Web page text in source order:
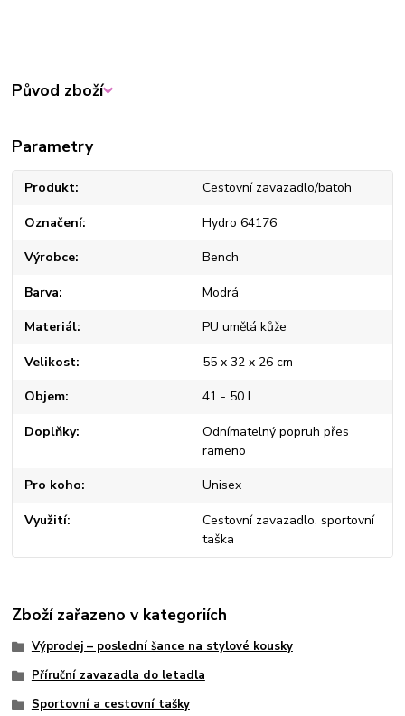
Původ zboží
Parametry
Produkt Cestovní zavazadlo/batoh
Označení Hydro 64176
Výrobce Bench
Barva Modrá
Materiál PU umělá kůže
Velikost 55 x 32 x 26 cm
Objem 41 - 50 L
Doplňky
Odnímatelný popruh přes
rameno
Pro koho Unisex
Využití
Cestovní zavazadlo, sportovní
taška
Zboží zařazeno v kategoriích
Výprodej – poslední šance na stylové kousky
Příruční zavazadla do letadla
Sportovní a cestovní tašky